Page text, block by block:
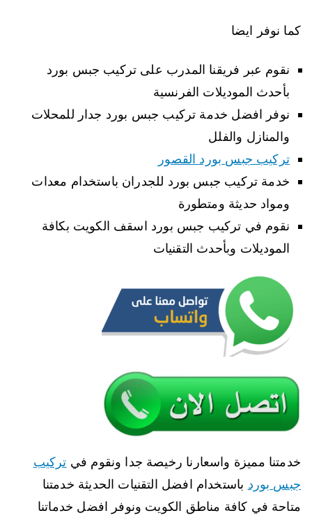
كما نوفر ايضا
نقوم عبر فريقنا المدرب على تركيب جبس بورد
بأحدث الموديلات الفرنسية
نوفر افضل خدمة تركيب جبس بورد جدار للمحلات
والمنازل والفلل
تركيب جبس بورد القصور
خدمة تركيب جبس بورد للجدران باستخدام معدات
ومواد حديثة ومتطورة
نقوم في تركيب جبس بورد اسقف الكويت بكافة
الموديلات وبأحدث التقنيات
خدمتنا مميزة واسعارنا رخيصة جدا ونقوم في تركيب
جبس بورد باستخدام افضل التقنيات الحديثة خدمتنا
متاحة في كافة مناطق الكويت ونوفر افضل خدماتنا